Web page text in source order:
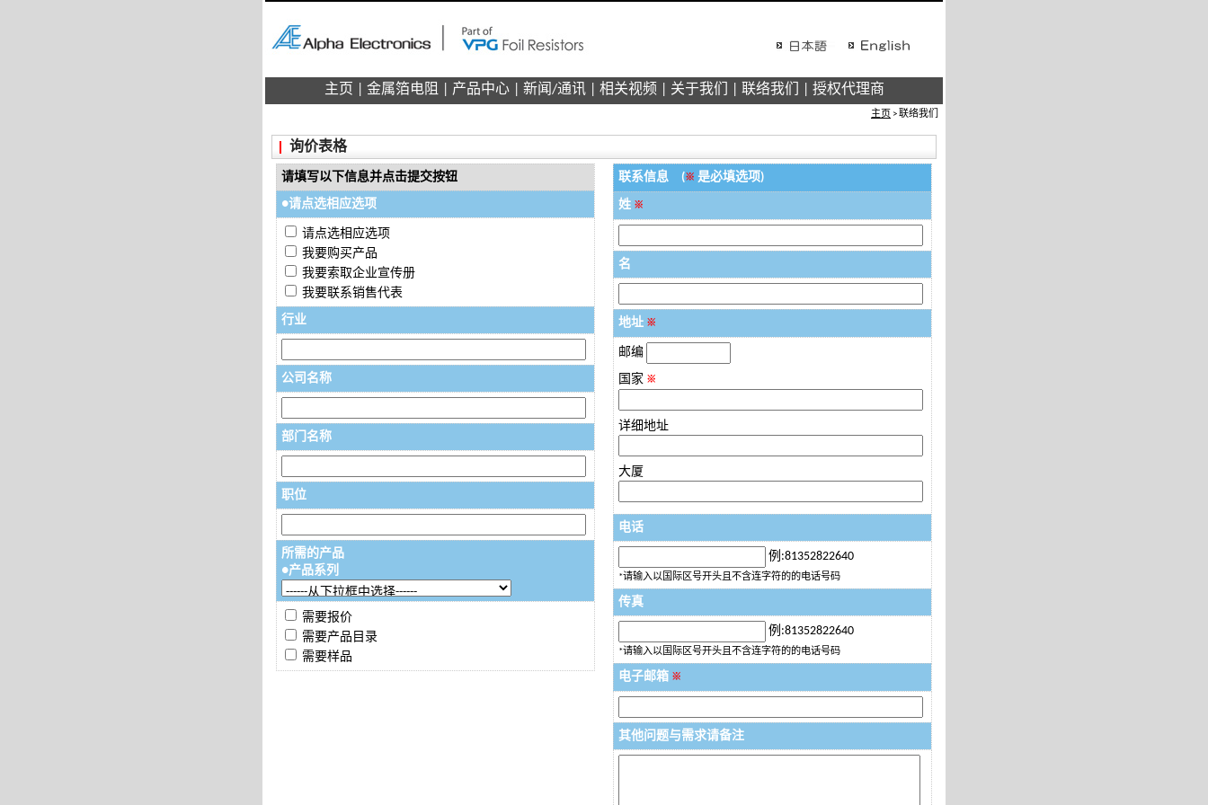
主页 金属箔电阻 产品中心 新闻/通讯 相关视频 关于我们 联络我们 授权代理商
主页 > 联络我们
询价表格
请填写以下信息并点击提交按钮
●请点选相应选项
请点选相应选项
我要购买产品
我要索取企业宣传册
我要联系销售代表
行业
公司名称
部门名称
职位
所需的产品
●产品系列
需要报价
需要产品目录
需要样品
联系信息 (※ 是必填选项)
姓 ※
名
地址 ※
邮编
国家 ※
详细地址
大厦
电话
例:81352822640
*请输入以国际区号开头且不含连字符的的电话号码
传真
例:81352822640
*请输入以国际区号开头且不含连字符的的电话号码
电子邮箱 ※
其他问题与需求请备注